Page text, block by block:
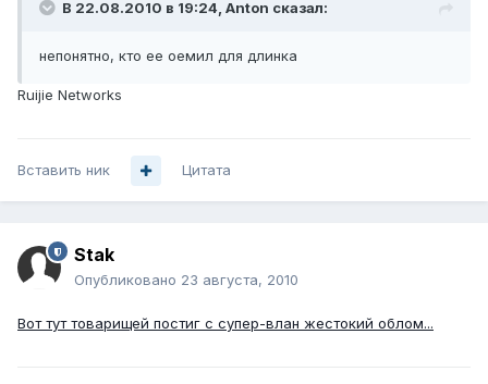
В 22.08.2010 в 19:24, Anton сказал:
непонятно, кто ее оемил для длинка
Ruijie Networks
Вставить ник Цитата
Stak
Опубликовано 23 августа, 2010
Вот тут товарищей постиг с супер-влан жестокий облом...